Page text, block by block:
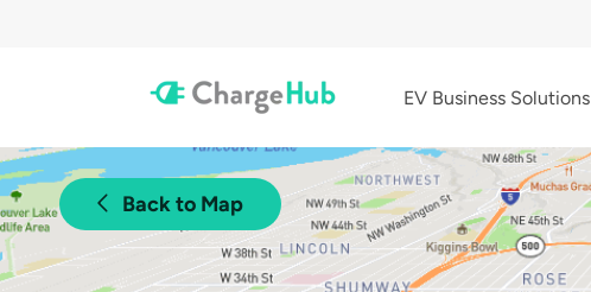
EV Business Solutions
Back to Map